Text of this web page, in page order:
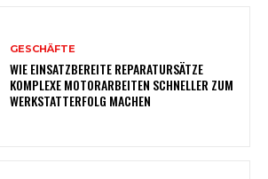
GESCHÄFTE
WIE EINSATZBEREITE REPARATURSÄTZE
KOMPLEXE MOTORARBEITEN SCHNELLER ZUM
WERKSTATTERFOLG MACHEN